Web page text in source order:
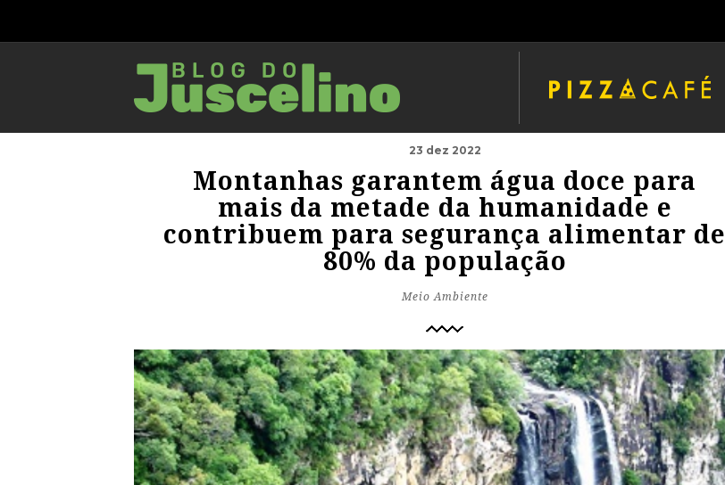
23 dez 2022
Montanhas garantem água doce para
mais da metade da humanidade e
contribuem para segurança alimentar de
80% da população
Meio Ambiente